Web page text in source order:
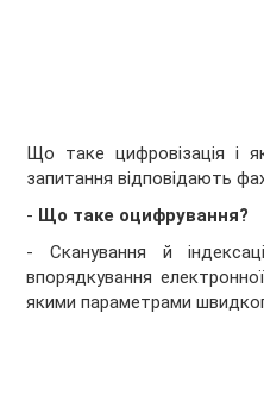
Що таке цифровізація і
запитання відповідають
- Що таке оцифрування?
- Сканування й
впорядкування
якими параметрами